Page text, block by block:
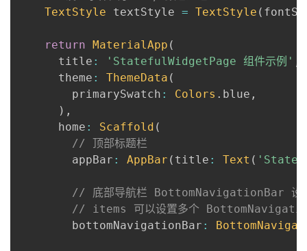
TextStyle textStyle = TextStyle (
return MaterialApp (
      title
: 'StatefulWidgetPage 组件示例'
      theme
: ThemeData (
        primarySwatch
: Colors . blue ,
) ,
      home
: Scaffold (
// 顶部标题栏
        appBar
: AppBar ( title : Text (
// 底部导航栏 BottomNavigationBar 设
// items 可以设置多个
        bottomNavigationBar
: